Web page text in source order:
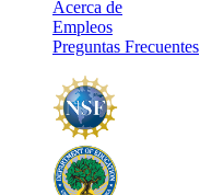
Acerca de
Empleos
Preguntas Frecuentes